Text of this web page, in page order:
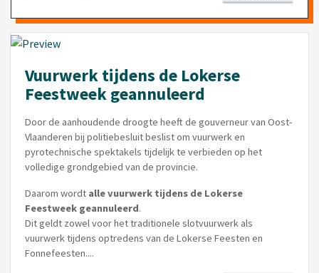
Vuurwerk tijdens de Lokerse
Feestweek geannuleerd
Door de aanhoudende droogte heeft de gouverneur van Oost-
Vlaanderen bij politiebesluit beslist om vuurwerk en
pyrotechnische spektakels tijdelijk te verbieden op het
volledige grondgebied van de provincie.
Daarom wordt alle vuurwerk tijdens de Lokerse
Feestweek geannuleerd.
Dit geldt zowel voor het traditionele slotvuurwerk als
vuurwerk tijdens optredens van de Lokerse Feesten en
Fonnefeesten....